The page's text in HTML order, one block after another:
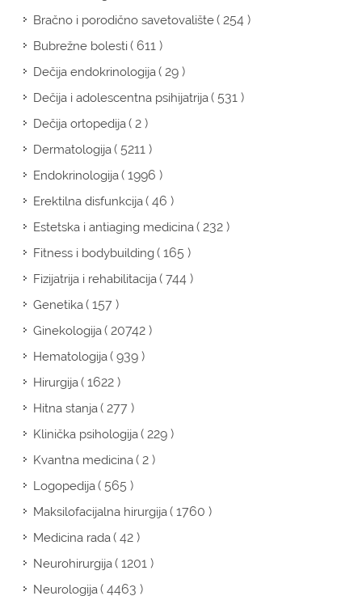
Bračno i porodično savetovalište( 254 )
Bubrežne bolesti( 611 )
Dečija endokrinologija( 29 )
Dečija i adolescentna psihijatrija( 531 )
Dečija ortopedija( 2 )
Dermatologija( 5211 )
Endokrinologija( 1996 )
Erektilna disfunkcija( 46 )
Estetska i antiaging medicina( 232 )
Fitness i bodybuilding( 165 )
Fizijatrija i rehabilitacija( 744 )
Genetika( 157 )
Ginekologija( 20742 )
Hematologija( 939 )
Hirurgija( 1622 )
Hitna stanja( 277 )
Klinička psihologija( 229 )
Kvantna medicina( 2 )
Logopedija( 565 )
Maksilofacijalna hirurgija( 1760 )
Medicina rada( 42 )
Neurohirurgija( 1201 )
Neurologija( 4463 )